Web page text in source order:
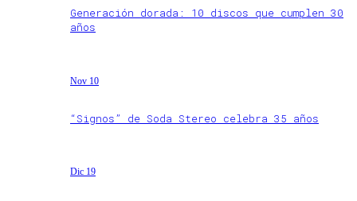
Generación dorada: 10 discos que cumplen 30
años
Nov 10
“Signos” de Soda Stereo celebra 35 años
Dic 19